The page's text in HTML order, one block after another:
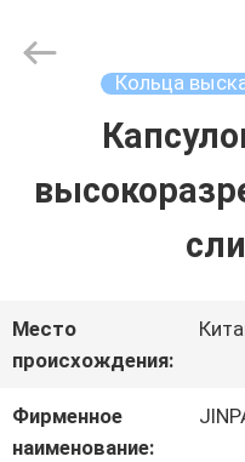
VR
ШОУ
Electronics
Кольца
Место
происхождения:
Фирменное
наименование: